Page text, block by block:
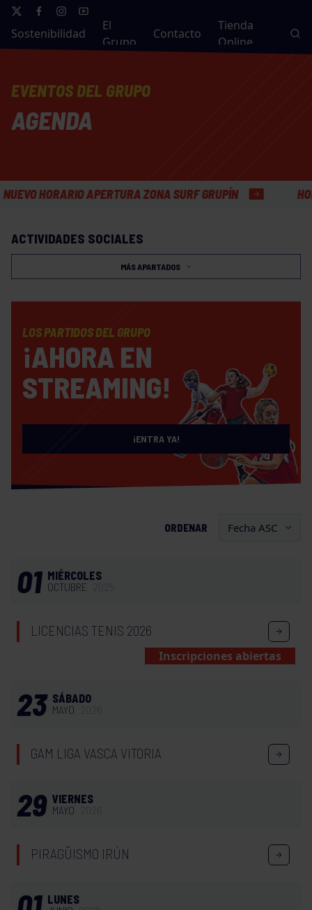
Sostenibilidad
El
Grupo
Contacto
Tienda
Online
EVENTOS DEL GRUPO
AGENDA
APERTURA ZONA SURF GRUPÍN HORARIO
ACTIVIDADES SOCIALES
MÁS APARTADOS
LOS PARTIDOS DEL GRUPO
¡AHORA EN
STREAMING!
¡ENTRA YA!
ORDENAR
01 MIÉRCOLES
OCTUBRE
LICENCIAS TENIS 2026
Inscripciones abiertas
23 SÁBADO
MAYO
GAM LIGA VASCA VITORIA
29 VIERNES
MAYO
PIRAGÜISMO IRÚN
LUNES